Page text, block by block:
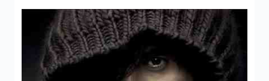
محصول)